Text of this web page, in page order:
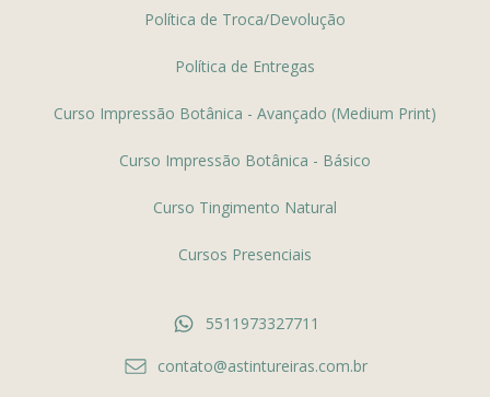
Política de Troca/Devolução
Política de Entregas
Curso Impressão Botânica - Avançado (Medium Print)
Curso Impressão Botânica - Básico
Curso Tingimento Natural
Cursos Presenciais
5511973327711
contato@astintureiras.com.br